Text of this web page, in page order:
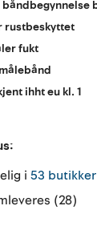
båndbegynnelse
rustbeskyttet
fukt
ihht eu kl. 1
i 53 butikker
(28)